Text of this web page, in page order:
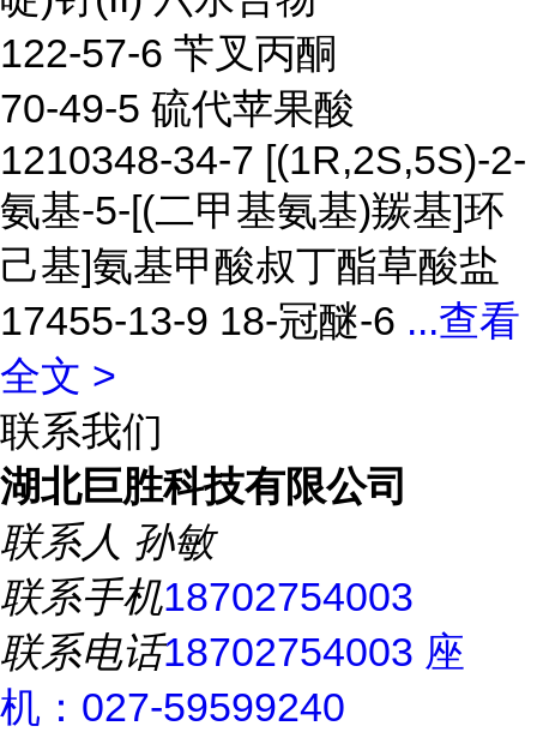
122-57-6 苄叉丙酮
70-49-5 硫代苹果酸
1210348-34-7 [(1R,2S,5S)-2-
氨基-5-[(二甲基氨基)羰基]环
己基]氨基甲酸叔丁酯草酸盐
17455-13-9 18-冠醚-6 ...查看
全文 >
联系我们
湖北巨胜科技有限公司
联系人 孙敏
联系手机18702754003
联系电话18702754003 座
机：027-59599240